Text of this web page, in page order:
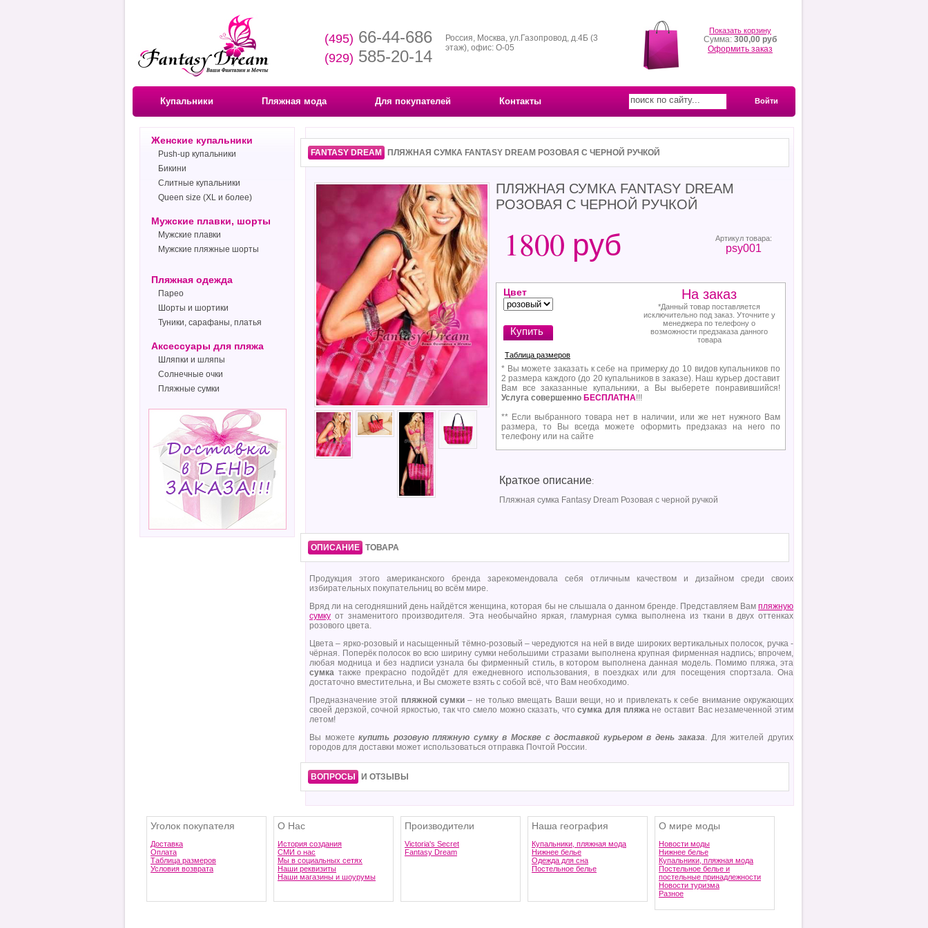
(495) 66-44-686
(929) 585-20-14
Россия, Москва, ул.Газопровод, д.4Б (3
этаж), офис: О-05
Показать корзину
Сумма: 300,00 руб
Оформить заказ
Купальники Пляжная мода Для покупателей Контакты Войти
Женские купальники
Push-up купальники
Бикини
Слитные купальники
Queen size (XL и более)
Мужские плавки, шорты
Мужские плавки
Мужские пляжные шорты
Пляжная одежда
Парео
Шорты и шортики
Туники, сарафаны, платья
Аксессуары для пляжа
Шляпки и шляпы
Солнечные очки
Пляжные сумки
FANTASY DREAM ПЛЯЖНАЯ СУМКА FANTASY DREAM РОЗОВАЯ С ЧЕРНОЙ РУЧКОЙ
ПЛЯЖНАЯ СУМКА FANTASY DREAM
РОЗОВАЯ С ЧЕРНОЙ РУЧКОЙ
Артикул товара:
psy001
1800 руб
На заказ
*Данный товар поставляется
исключительно под заказ. Уточните у
менеджера по телефону о
возможности предзаказа данного
товара
Цвет
Таблица размеров
* Вы можете заказать к себе на примерку до 10 видов купальников по
2 размера каждого (до 20 купальников в заказе). Наш курьер доставит
Вам все заказанные купальники, а Вы выберете понравившийся!
Услуга совершенно БЕСПЛАТНА!!!
** Если выбранного товара нет в наличии, или же нет нужного Вам
размера, то Вы всегда можете оформить предзаказ на него по
телефону или на сайте
Краткое описание:
Пляжная сумка Fantasy Dream Розовая с черной ручкой
ОПИСАНИЕ ТОВАРА
Продукция этого американского бренда зарекомендовала себя отличным качеством и дизайном среди своих
избирательных покупательниц во всём мире.
Вряд ли на сегодняшний день найдётся женщина, которая бы не слышала о данном бренде. Представляем Вам пляжную
сумку от знаменитого производителя. Эта необычайно яркая, гламурная сумка выполнена из ткани в двух оттенках
розового цвета.
Цвета – ярко-розовый и насыщенный тёмно-розовый – чередуются на ней в виде широких вертикальных полосок, ручка -
чёрная. Поперёк полосок во всю ширину сумки небольшими стразами выполнена крупная фирменная надпись; впрочем,
любая модница и без надписи узнала бы фирменный стиль, в котором выполнена данная модель. Помимо пляжа, эта
сумка также прекрасно подойдёт для ежедневного использования, в поездках или для посещения спортзала. Она
достаточно вместительна, и Вы сможете взять с собой всё, что Вам необходимо.
Предназначение этой пляжной сумки– не только вмещать Ваши вещи, но и привлекать к себе внимание окружающих
своей дерзкой, сочной яркостью, так что смело можно сказать, чтосумка для пляжане оставит Вас незамеченной этим
летом!
Вы можетекупить розовую пляжную сумку в Москве с доставкой курьером в день заказа. Для жителей других
городов для доставки может использоваться отправка Почтой России.
ВОПРОСЫ И ОТЗЫВЫ
Уголок покупателя
Доставка
Оплата
Таблица размеров
Условия возврата
О Нас
История создания
СМИ о нас
Мы в социальных сетях
Наши реквизиты
Наши магазины и шоурумы
Производители
Victoria's Secret
Fantasy Dream
Наша география
Купальники, пляжная мода
Нижнее белье
Одежда для сна
Постельное белье
О мире моды
Новости моды
Нижнее белье
Купальники, пляжная мода
Постельное белье и
постельные принадлежности
Новости туризма
Разное